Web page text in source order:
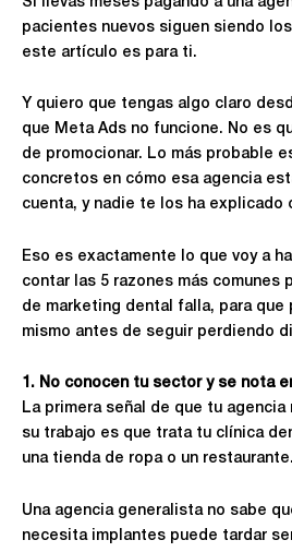
pacientes nuevos siguen siendo
este artículo es para ti.
Y quiero que tengas algo claro
que Meta Ads no funcione. No es
de promocionar. Lo más probable
concretos en cómo esa agencia
cuenta, y nadie te los ha explicado
Eso es exactamente lo que voy a
contar las 5 razones más comunes
de marketing dental falla, para
mismo antes de seguir perdiendo
1. No conocen tu sector y se nota
La primera señal de que tu
su trabajo es que trata tu clínica
una tienda de ropa o un restaurante.
Una agencia generalista no sabe
necesita implantes puede tardar